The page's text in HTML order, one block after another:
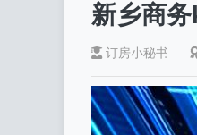
新乡商
订房小秘书